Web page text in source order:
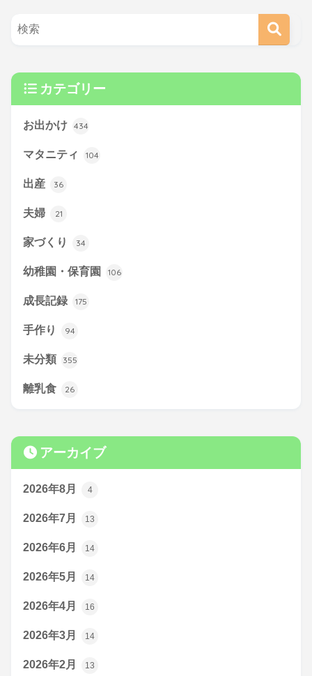
カテゴリー
お出かけ 434
マタニティ 104
出産 36
夫婦 21
家づくり 34
幼稚園・保育園 106
成長記録 175
手作り 94
未分類 355
離乳食 26
アーカイブ
2026年8月 4
2026年7月 13
2026年6月 14
2026年5月 14
2026年4月 16
2026年3月 14
2026年2月 13